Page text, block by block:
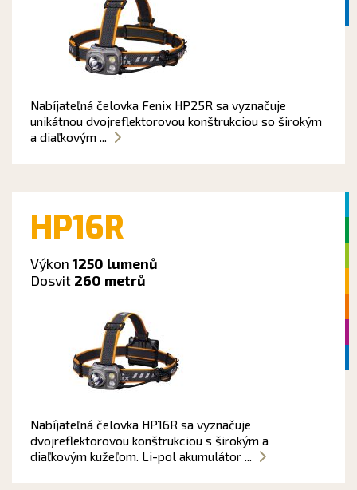
Nabíjateľná čelovka Fenix HP25R sa vyznačuje
unikátnou dvojreflektorovou konštrukciou so širokým
a diaľkovým ...
HP16R
Výkon 1250 lumenů
Dosvit 260 metrů
Nabíjateľná čelovka HP16R sa vyznačuje
dvojreflektorovou konštrukciou s širokým a
diaľkovým kužeľom. Li-pol akumulátor ...